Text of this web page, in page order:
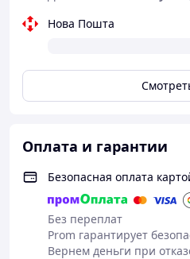
жінки, яка бажає завжди мати
Нова Пошта
Оплата и гарантии
Безопасная оплата
Без переплат
Prom гарантирует
Вернем деньги при